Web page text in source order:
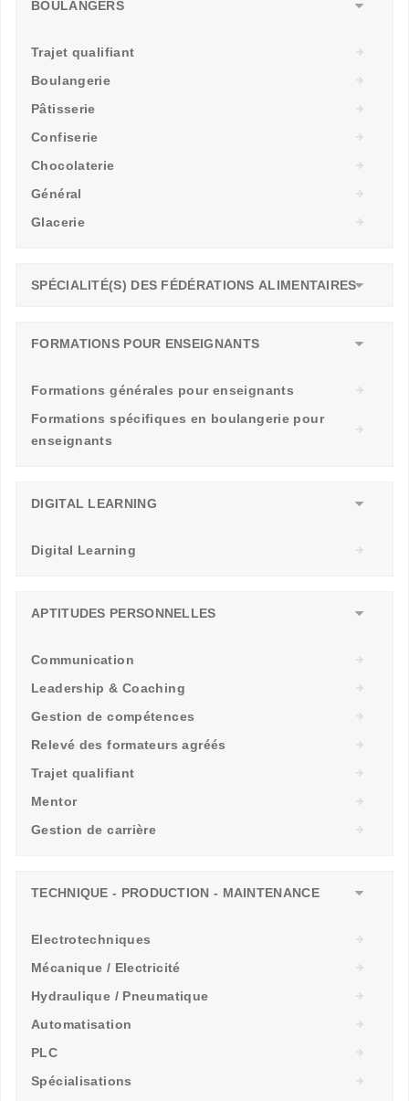
BOULANGERS
Trajet qualifiant
Boulangerie
Pâtisserie
Confiserie
Chocolaterie
Général
Glacerie
SPÉCIALITÉ(S) DES FÉDÉRATIONS ALIMENTAIRES
FORMATIONS POUR ENSEIGNANTS
Formations générales pour enseignants
Formations spécifiques en boulangerie pour
enseignants
DIGITAL LEARNING
Digital Learning
APTITUDES PERSONNELLES
Communication
Leadership & Coaching
Gestion de compétences
Relevé des formateurs agréés
Trajet qualifiant
Mentor
Gestion de carrière
TECHNIQUE - PRODUCTION - MAINTENANCE
Electrotechniques
Mécanique / Electricité
Hydraulique / Pneumatique
Automatisation
PLC
Spécialisations